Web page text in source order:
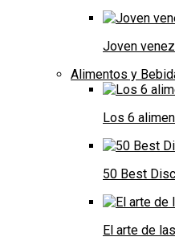
Joven
Alimentos y
Los 6
50 Best
El arte de